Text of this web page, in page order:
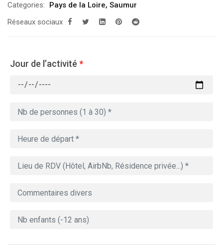
Categories: Pays de la Loire, Saumur
Réseaux sociaux
Jour de l’activité *